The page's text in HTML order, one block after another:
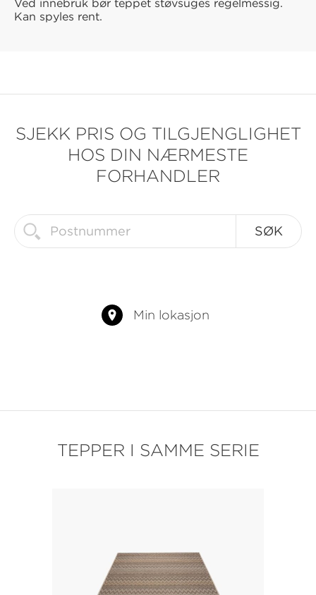
Ved innebruk bør teppet støvsuges regelmessig.
Kan spyles rent.
SJEKK PRIS OG TILGJENGLIGHET
HOS DIN NÆRMESTE
FORHANDLER
Min lokasjon
TEPPER I SAMME SERIE